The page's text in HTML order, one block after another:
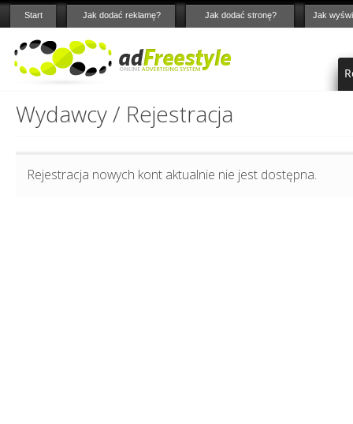
Start Jak dodać reklamę? Jak dodać stronę? Jak
Wydawcy / Rejestracja
Rejestracja nowych kont aktualnie nie jest dostępna.